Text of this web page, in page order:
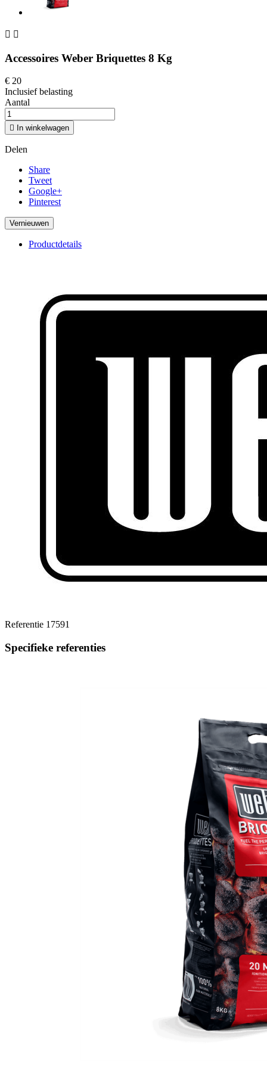
 
Accessoires Weber Briquettes 8 Kg
€ 20
Inclusief belasting
Aantal
 In winkelwagen
Delen
Share
Tweet
Google+
Pinterest
Productdetails
Referentie 17591
Specifieke referenties